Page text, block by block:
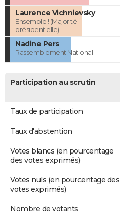
Laurence Vichnievsky
Ensemble ! (Majorité
présidentielle)
Nadine Pers
Rassemblement National
Participation au scrutin
Taux de participation
Taux d'abstention
Votes blancs (en pourcentage
des votes exprimés)
Votes nuls (en pourcentage des
votes exprimés)
Nombre de votants